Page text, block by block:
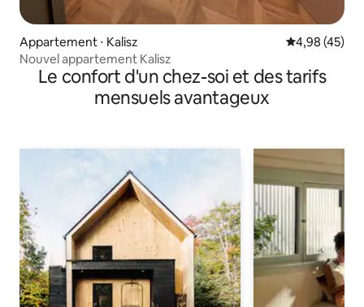
Appartement ⋅ Kalisz Évaluation
4,98 (45)
Nouvel appartement Kalisz
Le confort d'un chez-soi et des tarifs
mensuels avantageux